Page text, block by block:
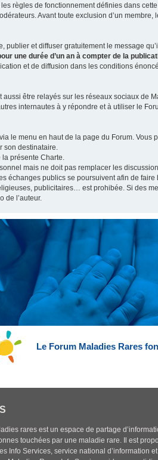
règles de fonctionnement définies dans
Avant toute exclusion d’un
et diffuser gratuitement le message
une durée d’un an à compter de la
et de diffusion dans les conditions
être relayés sur les réseaux sociaux de
internautes à y répondre et à utiliser le
le menu en haut de la page du Forum.
son destinataire.
présente Charte.
mais ne doit pas remplacer les
échanges publics se poursuivent afin de
publicitaires… est prohibée. Si des
de l’auteur.
Le Forum Maladies Rares
rares est un espace de partage
touchées par une maladie rare. Il est
Info Services, service national d’information